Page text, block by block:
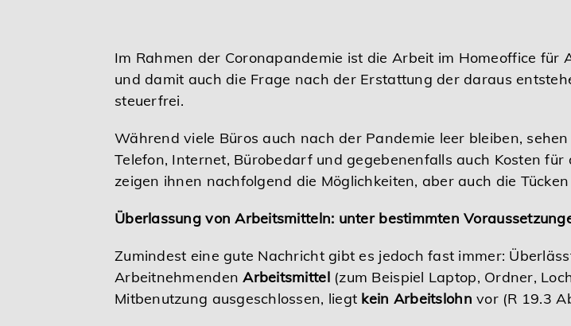
Im Rahmen der Coronapandemie ist die Arbeit im Homeoffice
und damit auch die Frage nach der Erstattung der daraus
steuerfrei.
Während viele Büros auch nach der Pandemie leer bleiben,
Telefon, Internet, Bürobedarf und gegebenenfalls auch Kosten
zeigen ihnen nachfolgend die Möglichkeiten, aber auch die
Überlassung von Arbeitsmitteln: unter bestimmten
Zumindest eine gute Nachricht gibt es jedoch fast immer:
ArbeitnehmendenArbeitsmittel(zum Beispiel Laptop, Ordner,
Mitbenutzung ausgeschlossen, liegt kein Arbeitslohn vor (R 19.3